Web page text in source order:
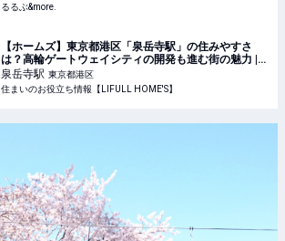
るるぶ&more.
【ホームズ】東京都港区「泉岳寺駅」の住みやすさ
は？高輪ゲートウェイシティの開発も進む街の魅力 |
住まいのお役立ち情報
泉岳寺駅 東京都港区
住まいのお役立ち情報【LIFULL HOME'S】